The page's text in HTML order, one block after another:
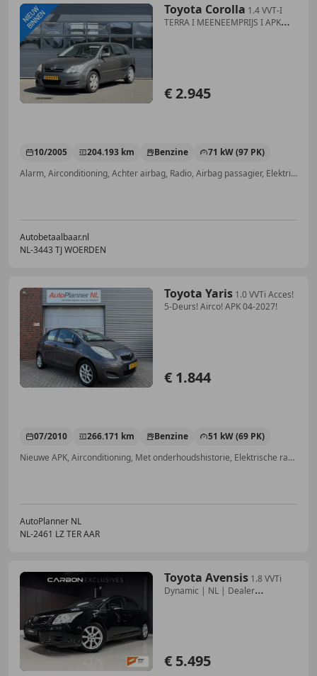
Toyota Corolla 1.4 VVT-I
TERRA I MEENEEMPRIJS I APK
€ 2.945
10/2005 204.193 km Benzine
71 kW (97 PK)
Alarm, Airconditioning, Achter airbag, Radio, Airbag passagier, Elektrische ramen, Elektrisch verstelbare buitenspiegels, Startonderbreker
Autobetaalbaar.nl
NL-3443 TJ WOERDEN
Toyota Yaris 1.0 VVTi Acces!
5-Deurs! Airco! APK 04-2027!
€ 1.844
07/2010 266.171 km Benzine
51 kW (69 PK)
Nieuwe APK, Airconditioning, Met onderhoudshistorie, Elektrische ramen, Radio, Centrale deurvergrendeling met afstandsbediening, Elektrisch verstelbare buitenspiegels, CD
AutoPlanner NL
NL-2461 LZ TER AAR
Toyota Avensis 1.8 VVTi
Dynamic | NL | Dealer
€ 5.495